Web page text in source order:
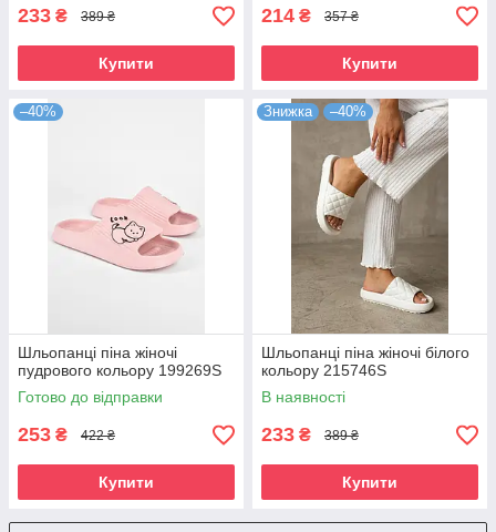
233 ₴ 389 ₴
Купити
214 ₴ 357 ₴
Купити
–40%
Шльопанці піна жіночі
пудрового кольору 199269S
Готово до відправки
253 ₴ 422 ₴
Купити
Знижка –40%
Шльопанці піна жіночі білого
кольору 215746S
В наявності
233 ₴ 389 ₴
Купити